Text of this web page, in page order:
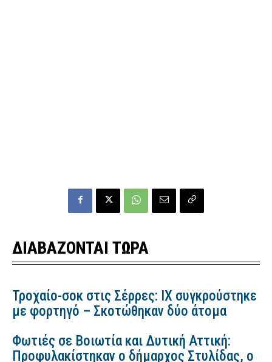
ΔΙΑΒΑΖΟΝΤΑΙ ΤΩΡΑ
Τροχαίο-σοκ στις Σέρρες: ΙΧ συγκρούστηκε
με φορτηγό – Σκοτώθηκαν δύο άτομα
Φωτιές σε Βοιωτία και Δυτική Αττική:
Προφυλακίστηκαν ο δήμαρχος Στυλίδας, ο